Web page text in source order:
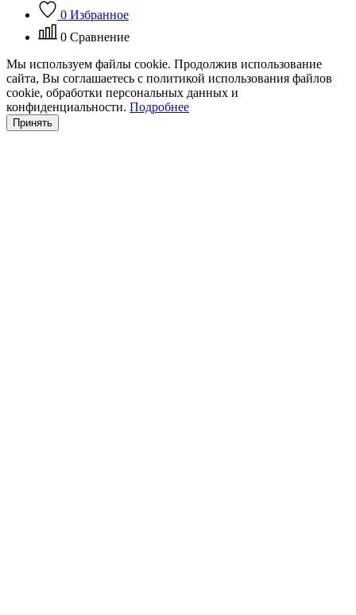
0 Избранное
0 Сравнение
Мы используем файлы cookie. Продолжив использование
сайта, Вы соглашаетесь с политикой использования файлов
cookie, обработки персональных данных и
конфиденциальности. Подробнее
Принять